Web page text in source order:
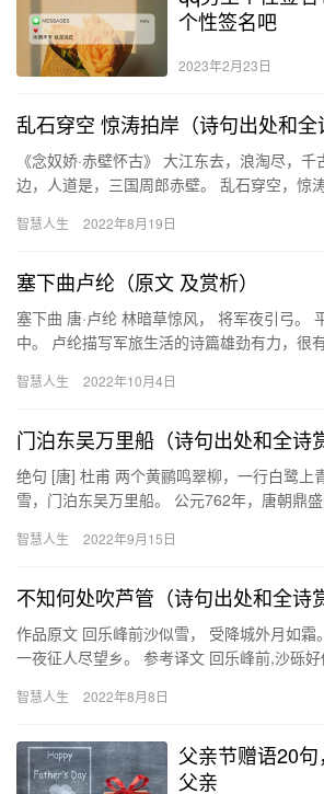
个性签名吧
2023年2月23日
乱石穿空 惊涛拍岸（诗句出处和全
《念奴娇·赤壁怀古》 大江东去，浪淘尽，
边，人道是，三国周郎赤壁。 乱石穿空，惊
智慧人生 2022年8月19日
塞下曲卢纶（原文 及赏析）
塞下曲 唐·卢纶 林暗草惊风， 将军夜引弓。
中。 卢纶描写军旅生活的诗篇雄劲有力，很
智慧人生 2022年10月4日
门泊东吴万里船（诗句出处和全诗
绝句 [唐] 杜甫 两个黄鹂鸣翠柳，一行白鹭上
雪，门泊东吴万里船。 公元762年，唐朝鼎
智慧人生 2022年9月15日
不知何处吹芦管（诗句出处和全诗
作品原文 回乐峰前沙似雪， 受降城外月如霜
一夜征人尽望乡。 参考译文 回乐峰前,沙砾
智慧人生 2022年8月8日
父亲节赠语20
父亲